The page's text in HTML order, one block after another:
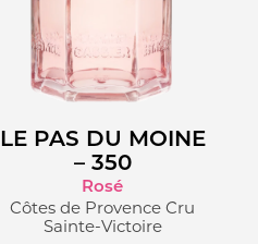
LE PAS DU MOINE
– 350
Rosé
Côtes de Provence Cru
Sainte-Victoire